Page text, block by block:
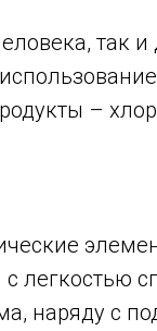
так
–
легкостью
наряду с